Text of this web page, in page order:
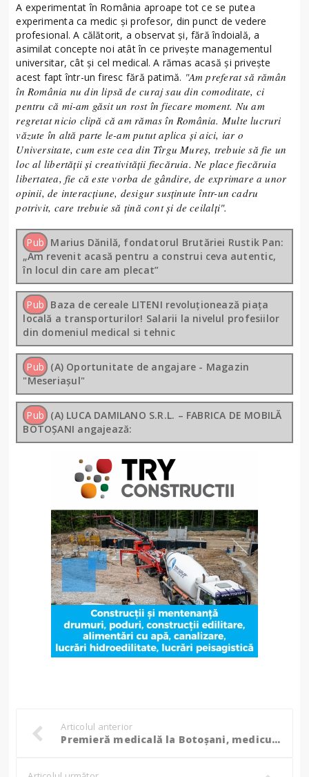
A experimentat în România aproape tot ce se putea
experimenta ca medic și profesor, din punct de vedere
profesional. A călătorit, a observat și, fără îndoială, a
asimilat concepte noi atât în ce privește managementul
universitar, cât și cel medical. A rămas acasă și privește
acest fapt într-un firesc fără patimă. "Am preferat să rămân
în România nu din lipsă de curaj sau din comoditate, ci
pentru că mi-am găsit un rost în fiecare moment. Nu am
regretat nicio clipă că am rămas în România. Multe lucruri
văzute în altă parte le-am putut aplica și aici, iar o
Universitate, cum este cea din Tîrgu Mureș, trebuie să fie un
loc al libertății și creativității fiecăruia. Ne place fiecăruia
libertatea, fie că este vorba de gândire, de exprimare a unor
opinii, de interacțiune, desigur susținute într-un cadru
potrivit, care trebuie să țină cont și de ceilalți".
Pub Marius Dănilă, fondatorul Brutăriei Rustik Pan:
„Am revenit acasă pentru a construi ceva autentic,
în locul din care am plecat”
Pub Baza de cereale LITENI revoluționează piața
locală a transporturilor! Salarii la nivelul profesiilor
din domeniul medical si tehnic
Pub (A) Oportunitate de angajare - Magazin
"Meseriașul"
Pub (A) LUCA DAMILANO S.R.L. – FABRICA DE MOBILĂ
BOTOȘANI angajează:
Articolul anterior
Premieră medicală la Botoșani, medicul Paul Turcoman a montat primul stent în noul laborator de angiografie de la Mavromati!